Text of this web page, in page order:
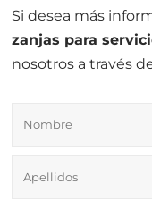
Si desea más
zanjas para
nosotros a través